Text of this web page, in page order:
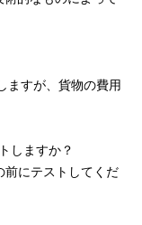
ますが、貨物の費用
しますか？
前にテストしてくだ